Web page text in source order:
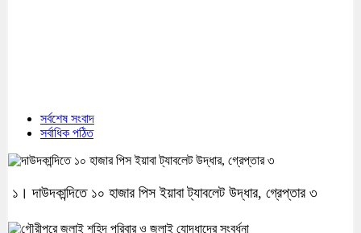
সর্বশেষ সংবাদ
সর্বাধিক পঠিত
১। দাউদকান্দিতে ১০ হাজার পিস ইয়াবা ট্যাবলেট উদ্ধার, গ্রেপ্তার ৩